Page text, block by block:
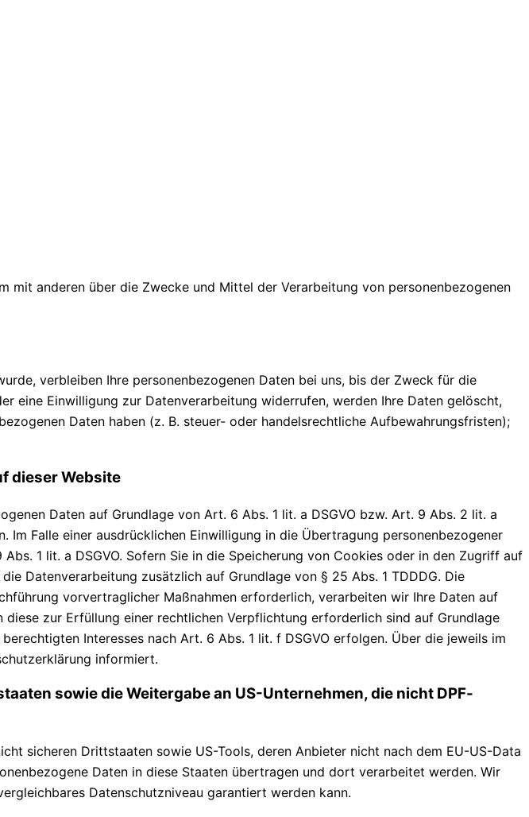
anderen über die Zwecke und Mittel der Verarbeitung von personenbezogenen
verbleiben Ihre personenbezogenen Daten bei uns, bis der Zweck für die
eine Einwilligung zur Datenverarbeitung widerrufen, werden Ihre Daten gelöscht,
Daten haben (z. B. steuer- oder handelsrechtliche Aufbewahrungsfristen);
dieser Website
Daten auf Grundlage von Art. 6 Abs. 1 lit. a DSGVO bzw. Art. 9 Abs. 2 lit. a
Im Falle einer ausdrücklichen Einwilligung in die Übertragung personenbezogener
1 lit. a DSGVO. Sofern Sie in die Speicherung von Cookies oder in den Zugriff auf
Datenverarbeitung zusätzlich auf Grundlage von § 25 Abs. 1 TDDDG. Die
vorvertraglicher Maßnahmen erforderlich, verarbeiten wir Ihre Daten auf
zur Erfüllung einer rechtlichen Verpflichtung erforderlich sind auf Grundlage
Interesses nach Art. 6 Abs. 1 lit. f DSGVO erfolgen. Über die jeweils im
informiert.
sowie die Weitergabe an US-Unternehmen, die nicht DPF-
sicheren Drittstaaten sowie US-Tools, deren Anbieter nicht nach dem EU-US-Data
Daten in diese Staaten übertragen und dort verarbeitet werden. Wir
Datenschutzniveau garantiert werden kann.